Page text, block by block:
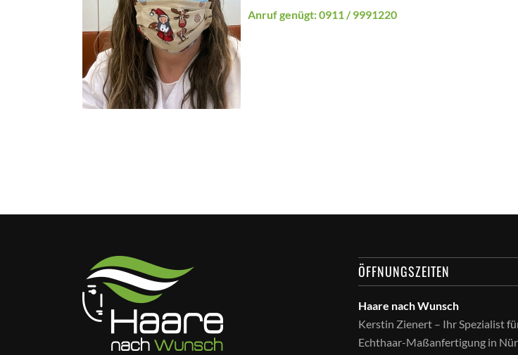
Anruf genügt: 0911 / 9991220
ÖFFNUNGSZEITEN
Haare nach Wunsch
Kerstin Zienert – Ihr Spezialist
Echthaar-Maßanfertigung in